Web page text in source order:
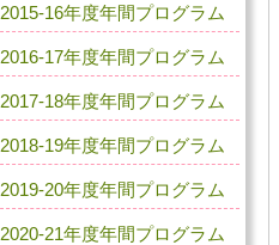
2015-16年度年間プログラム
2016-17年度年間プログラム
2017-18年度年間プログラム
2018-19年度年間プログラム
2019-20年度年間プログラム
2020-21年度年間プログラム